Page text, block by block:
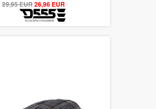
out of 5
29,95 EUR26,96 EUR